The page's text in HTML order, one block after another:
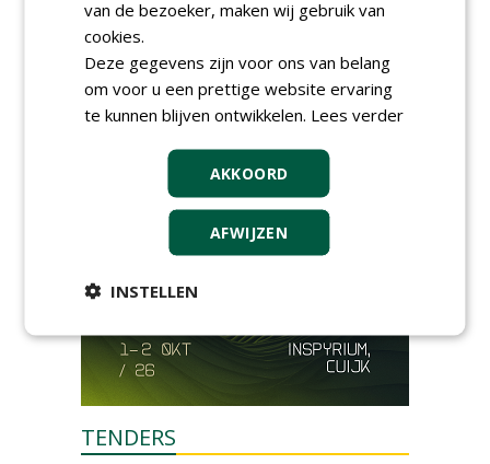
donderdag 27 augustus 2026
ontmoetingsplek voor
stedelijk groen
dinsdag 15 september 2026
t/m vrijdag 18 september 2026
TENDERS
van de bezoeker, maken wij gebruik van
cookies.
Deze gegevens zijn voor ons van belang
om voor u een prettige website ervaring
te kunnen blijven ontwikkelen. Lees verder
AKKOORD
AFWIJZEN
INSTELLEN